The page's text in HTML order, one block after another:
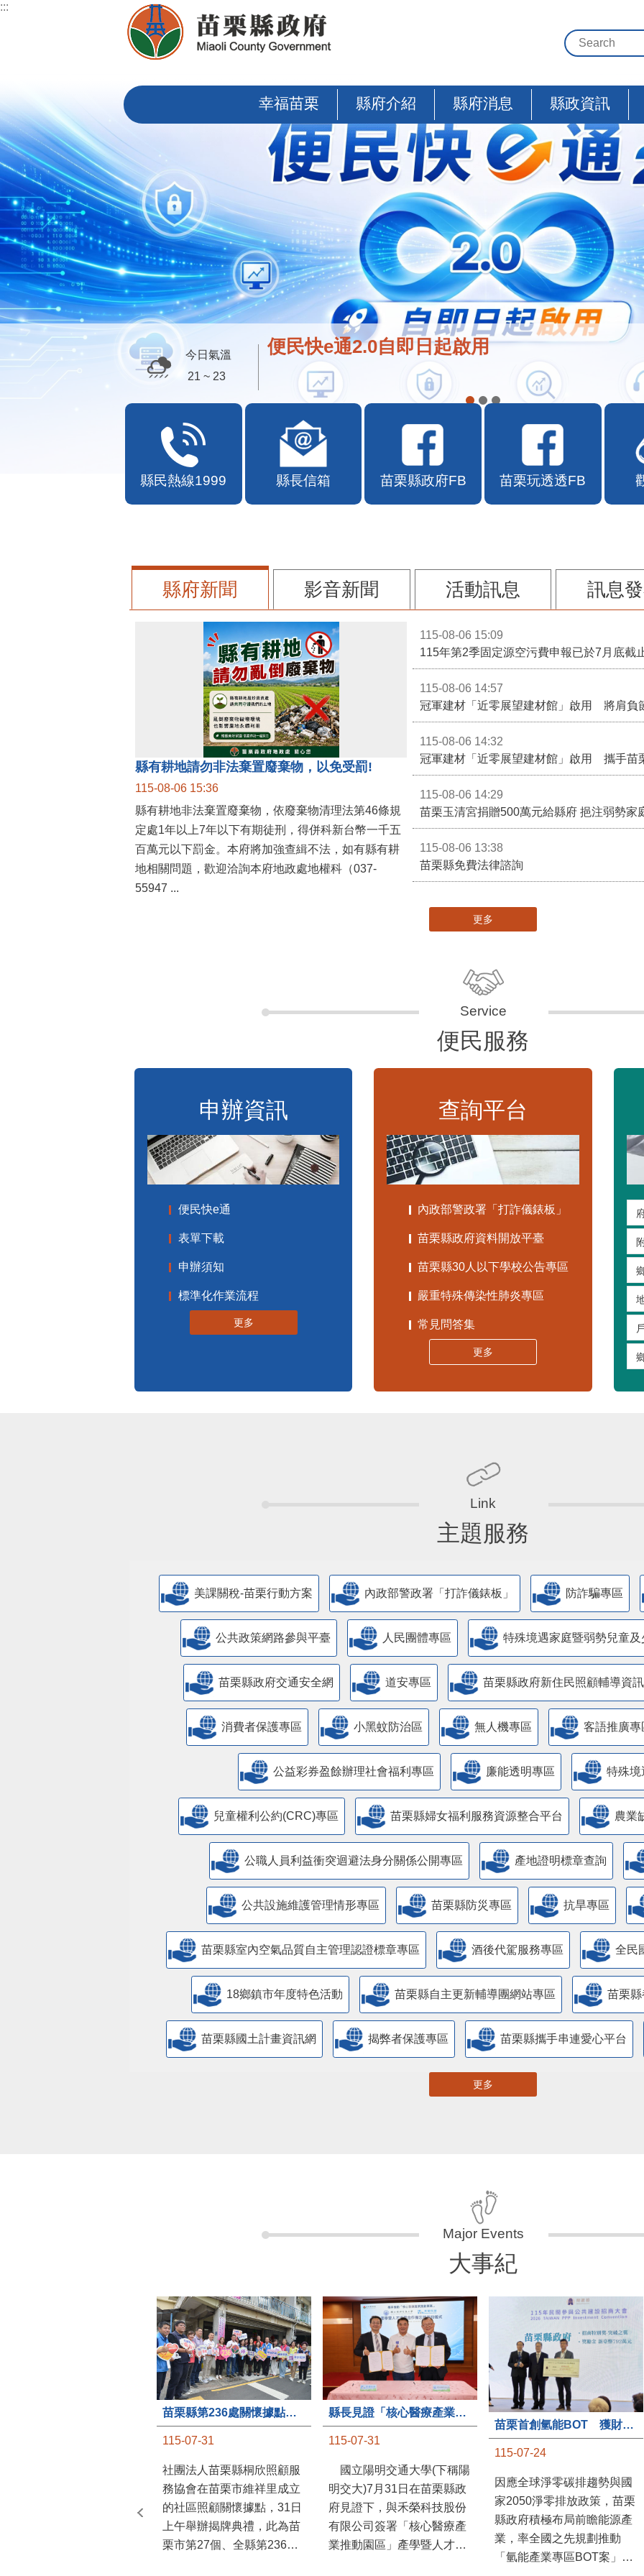
跳到主要內容區塊
:::
幸福苗栗 縣府介紹 縣府消息 縣政資訊
歡迎在地店家加入苗栗幣合作行列
21 ~ 23
縣民熱線1999 縣長信箱 苗栗縣政府FB 苗栗玩透透FB
縣府新聞 影音新聞 活動訊息 訊息
縣有耕地請勿非法棄置廢棄物，以免受罰!
115-08-06 15:36
縣有耕地非法棄置廢棄物，依廢棄物清理法第46條規
定處1年以上7年以下有期徒刑，得併科新台幣一千五
百萬元以下罰金。本府將加強查緝不法，如有縣有耕
地相關問題，歡迎洽詢本府地政處地權科（037-
55947 ...
115-08-06 15:09
115-08-06 14:57
冠軍建材「近零展望建材館」啟用 將肩負
115-08-06 14:32
冠軍建材「近零展望建材館」啟用 攜手苗
115-08-06 14:29
苗栗玉清宮捐贈500萬元給縣府 挹注弱勢家
115-08-06 13:38
苗栗縣免費法律諮詢
便民服務
便民快e通
表單下載
申辦須知
標準化作業流程
更多
內政部警政署「打詐儀錶板」
苗栗縣政府資料開放平臺
苗栗縣30人以下學校公告專區
嚴重特殊傳染性肺炎專區
常見問答集
更多
主題服務
美課關稅-苗栗行動方案 內政部警政署「打詐儀錶板」 防詐騙專區
公共政策網路參與平臺 人民團體專區 特殊境遇家庭暨弱勢兒童
苗栗縣政府交通安全網 道安專區 苗栗縣政府新住民照顧輔導資
消費者保護專區 小黑蚊防治區 無人機專區 客語推廣專
公益彩券盈餘辦理社會福利專區 廉能透明專區 特殊境
兒童權利公約(CRC)專區 苗栗縣婦女福利服務資源整合平台 農業
公職人員利益衝突迴避法身分關係公開專區 產地證明標章查詢
​公共設施維護管理情形專區 苗栗縣防災專區 抗旱專區
苗栗縣室內空氣品質自主管理認證標章專區 酒後代駕服務專區 全民
18鄉鎮市年度特色活動 苗栗縣自主更新輔導團網站專區 苗栗
苗栗縣國土計畫資訊網 揭弊者保護專區 苗栗縣攜手串連愛心平台
大事紀
115-07-31
社團法人苗栗縣桐欣照顧服
務協會在苗栗市維祥里成立
的社區照顧關懷據點，31日
上午舉辦揭牌典禮，此為苗
栗市第27個、全縣第236處
的據點。苗栗縣長鍾東錦上
縣長見證「核心醫療產業推動園區」產學合作簽約儀式
115-07-31
國立陽明交通大學(下稱陽
明交大)7月31日在苗栗縣政
府見證下，與禾榮科技股份
有限公司簽署「核心醫療產
業推動園區」產學暨人才培
育合作備忘錄，為苗栗產業
苗栗首創氫能BOT 獲財政部「突破之翼」肯定
115-07-24
家2050淨零排放政策，苗栗
縣政府積極布局前瞻能源產
業，率全國之先規劃推動
「氫能產業專區BOT案」，
透過促進民間參與公共建設